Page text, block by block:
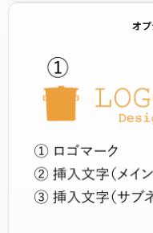
オ